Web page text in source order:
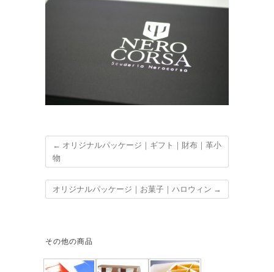
← オリジナルパッケージ｜ギフト｜財布｜革小
物
オリジナルパッケージ｜お菓子｜ハロウィン →
その他の商品